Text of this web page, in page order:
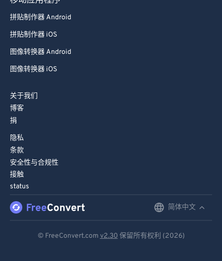
拼贴制作器 Android
拼贴制作器 iOS
图像转换器 Android
图像转换器 iOS
关于我们
博客
捐
隐私
条款
安全性与合规性
接触
status
简体中文
© FreeConvert.com v2.30 保留所有权利 (2026)